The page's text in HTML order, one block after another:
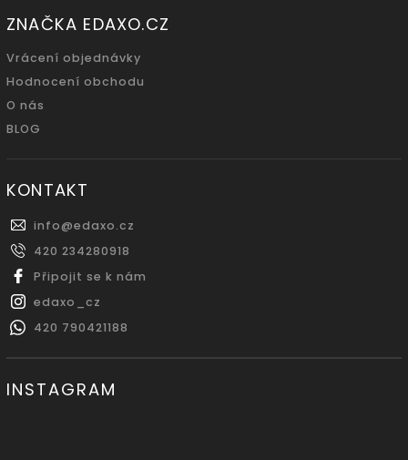
ZNAČKA EDAXO.CZ
Vrácení objednávky
Hodnocení obchodu
O nás
BLOG
KONTAKT
info@edaxo.cz
420 234280918
Připojit se k nám
edaxo_cz
420 790421188
INSTAGRAM